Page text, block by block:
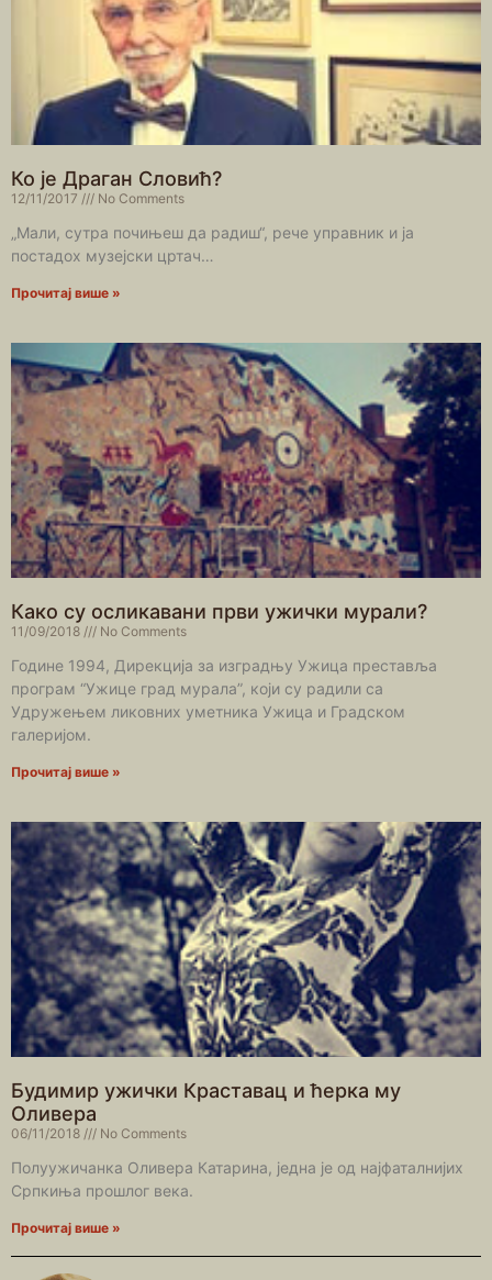
Ко је Драган Словић?
12/11/2017 No Comments
„Мали, сутра почињеш да радиш“, рече управник и ја
постадох музејски цртач…
Прочитај више »
Како су осликавани први ужички мурали?
11/09/2018 No Comments
Године 1994, Дирекција за изградњу Ужица преставља
програм “Ужице град мурала”, који су радили са
Удружењем ликовних уметника Ужица и Градском
галеријом.
Прочитај више »
Будимир ужички Краставац и ћерка му
Оливера
06/11/2018 No Comments
Полуужичанка Оливера Катарина, једна је од најфаталнијих
Српкиња прошлог века.
Прочитај више »